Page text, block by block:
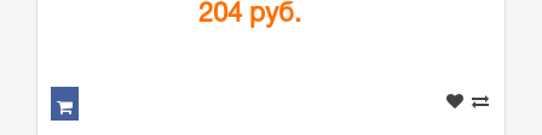
204 руб.